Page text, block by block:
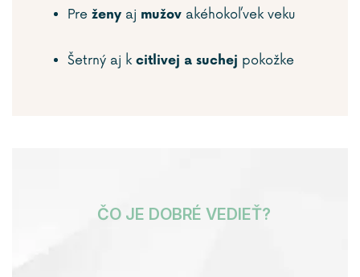
Pre ženy aj mužov akéhokoľvek veku
Šetrný aj k citlivej a suchej pokožke
ČO JE DOBRÉ VEDIEŤ?